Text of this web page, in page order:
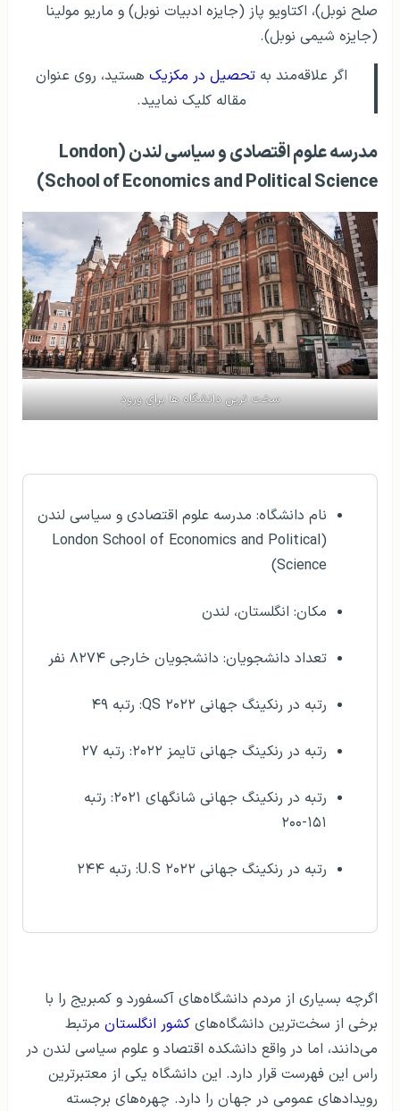
صلح نوبل)، اکتاویو پاز (جایزه ادبیات نوبل) و ماریو مولینا
(جایزه شیمی نوبل).
اگر علاقه‌مند بهتحصیل در مکزیک هستید، روی عنوان
مقاله کلیک نمایید.
مدرسه علوم اقتصادی و سیاسی لندن (London
School of Economics and Political Science)
سخت ترین دانشگاه ها برای ورود
نام دانشگاه: مدرسه علوم اقتصادی و سیاسی لندن
(London School of Economics and Political
Science)
مکان: انگلستان، لندن
تعداد دانشجویان: دانشجویان خارجی ۸۲۷۴ نفر
رتبه در رنکینگ جهانی QS ۲۰۲۲: رتبه ۴۹
رتبه در رنکینگ جهانی تایمز ۲۰۲۲: رتبه ۲۷
رتبه در رنکینگ جهانی شانگهای ۲۰۲۱: رتبه
۱۵۱-۲۰۰
رتبه در رنکینگ جهانی U.S ۲۰۲۲: رتبه ۲۴۴
اگرچه بسیاری از مردم دانشگاه‌های آکسفورد و کمبریج را با
برخی از سخت‌ترین دانشگاه‌های کشور انگلستان مرتبط
می‌دانند، اما در واقع دانشکده اقتصاد و علوم سیاسی لندن در
راس این فهرست قرار دارد. این دانشگاه یکی از معتبرترین
رویدادهای عمومی در جهان را دارد. چهره‌های برجسته‌